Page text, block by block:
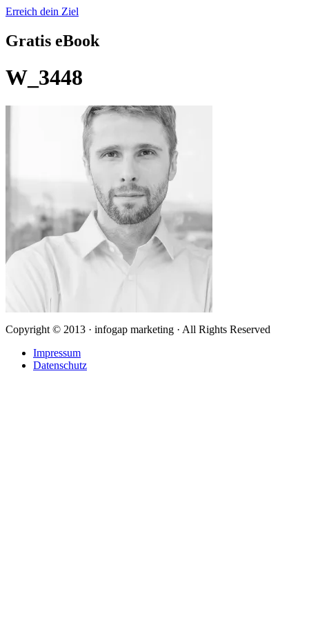
Erreich dein Ziel
Gratis eBook
W_3448
Copyright © 2013 · infogap marketing · All Rights Reserved
Impressum
Datenschutz